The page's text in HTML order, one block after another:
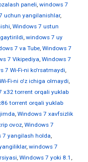
paneli, windows 7
uchun yangilanishlar,
, Windows 7 ustun
, windows 7 uy
7 va Tube, Windows 7
7 Vikipediya, Windows 7
7 Wi-Fi-ni ko'rsatmaydi,
Fi-ni o'z ichiga olmaydi,
x32 torrent orqali yuklab
torrent orqali yuklab
, Windows 7 xavfsizlik
ovoz, Windows 7
7 yangilash holda,
, windows 7
, Windows 7 yoki 8.1 ,